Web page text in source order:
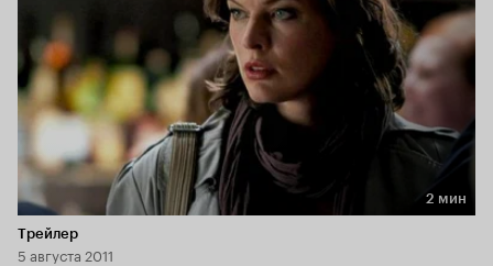
Длительность 2 мин
2 мин
Трейлер
5 августа 2011